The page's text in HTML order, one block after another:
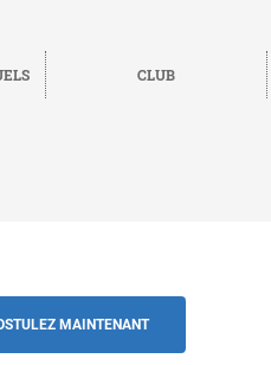
CLUB
MAINTENANT